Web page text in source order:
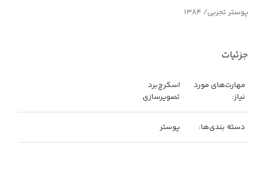
پوستر تجربی/ ۱۳۸۴
جزئیات
مهارت‌های مورد
نیاز:
اسکرچ‌برد
تصویرسازی
دسته بندی‌ها: پوستر